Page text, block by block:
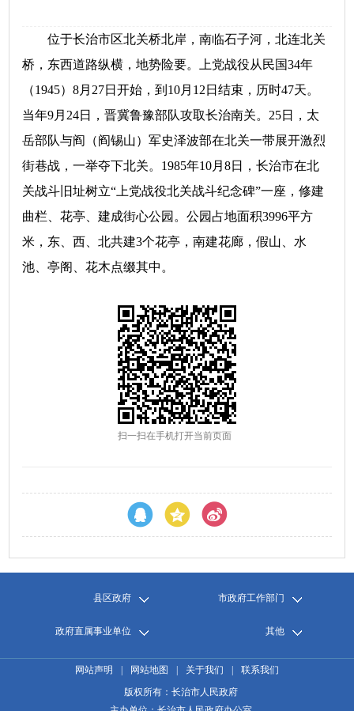
位于长治市区北关桥北岸，南临石子河，北连北关
桥，东西道路纵横，地势险要。上党战役从民国34年
（1945）8月27日开始，到10月12日结束，历时47天。
当年9月24日，晋冀鲁豫部队攻取长治南关。25日，太
岳部队与阎（阎锡山）军史泽波部在北关一带展开激烈
街巷战，一举夺下北关。1985年10月8日，长治市在北
关战斗旧址树立“上党战役北关战斗纪念碑”一座，修建
曲栏、花亭、建成街心公园。公园占地面积3996平方
米，东、西、北共建3个花亭，南建花廊，假山、水
池、亭阁、花木点缀其中。
扫一扫在手机打开当前页面
县区政府 市政府工作部门
政府直属事业单位 其他
网站声明 网站地图 关于我们
联系我们
版权所有：长治市人民政府